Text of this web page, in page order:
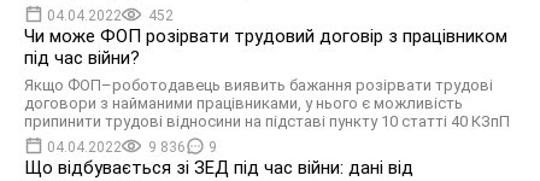
04.04.2022 452
Чи може ФОП розірвати трудовий договір з працівником
під час війни?
Якщо ФОП–роботодавець виявить бажання розірвати трудові
договори з найманими працівниками, у нього є можливість
припинити трудові відносини на підставі пункту 10 статті 40 КЗпП
04.04.2022 9 836 9
Що відбувається зі ЗЕД під час війни: дані від